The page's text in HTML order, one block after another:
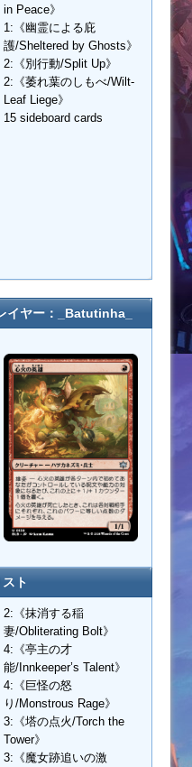
in Peace》
1:《幽霊による庇
護/Sheltered by Ghosts》
2:《別行動/Split Up》
2:《萎れ葉のしもべ/Wilt-
Leaf Liege》
15 sideboard cards
ヤー：_Batutinha_
ト
2:《抹消する稲
妻/Obliterating Bolt》
4:《亭主の才
能/Innkeeper’s Talent》
4:《巨怪の怒
り/Monstrous Rage》
3:《塔の点火/Torch the
Tower》
3:《魔女跡追いの激